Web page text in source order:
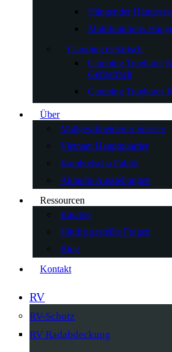
Hängender
Multifunktions-
Camping elektrisch
Camping Tragbarer
Gefrierfach
Camping Tragbares
Über
Maßgeschneiderter Service
Vietnam Hauptquartier
Kambodscha Fabrik
Aktuelle Ausstellungen
Ressourcen
Katalog
Häufig gestellte Fragen
Blog
Kontakt
RV
RV-Schutz
RV Radabdeckung